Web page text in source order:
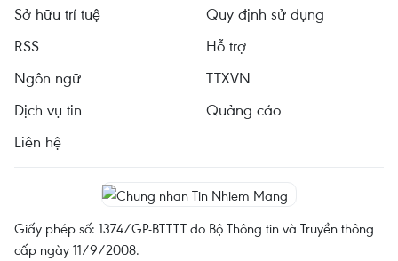
Sở hữu trí tuệ
Quy định sử dụng
RSS
Hỗ trợ
Ngôn ngữ
TTXVN
Dịch vụ tin
Quảng cáo
Liên hệ
Giấy phép số: 1374/GP-BTTTT do Bộ Thông tin và Truyền thông
cấp ngày 11/9/2008.